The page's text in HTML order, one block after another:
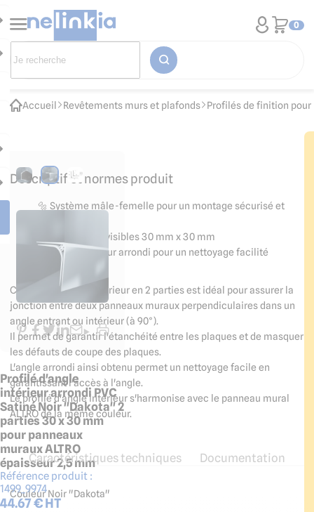
0
Accueil Revêtements murs et plafonds Profilés de finition
Profilé d'angle
intérieur arrondi PVC
Satiné Noir "Dakota" 2
parties 30 x 30 mm
pour panneaux
muraux ALTRO
épaisseur 2,5 mm
Référence produit :
1499_9974
44.67€ HT
Descriptif et normes produit
🔩 Système mâle-femelle pour un montage sécurisé et
📐 Dimensions visibles 30 mm x 30 mm
🧼 Angle intérieur arrondi pour un nettoyage facilité
Ce profilé d'angle intérieur en 2 parties est idéal pour assurer la
jonction entre deux panneaux muraux perpendiculaires dans un
angle entrant ou intérieur (à 90°).
Il permet de garantir l'étanchéité entre les plaques et de masquer
les défauts de coupe des plaques.
L'angle arrondi ainsi obtenu permet un nettoyage facile en
garantissant l'accès à l'angle.
Le profilé d'angle intérieur s'harmonise avec le panneau mural
ALTRO de la même couleur.
Caractéristiques techniques Documentation
Couleur Noir "Dakota"